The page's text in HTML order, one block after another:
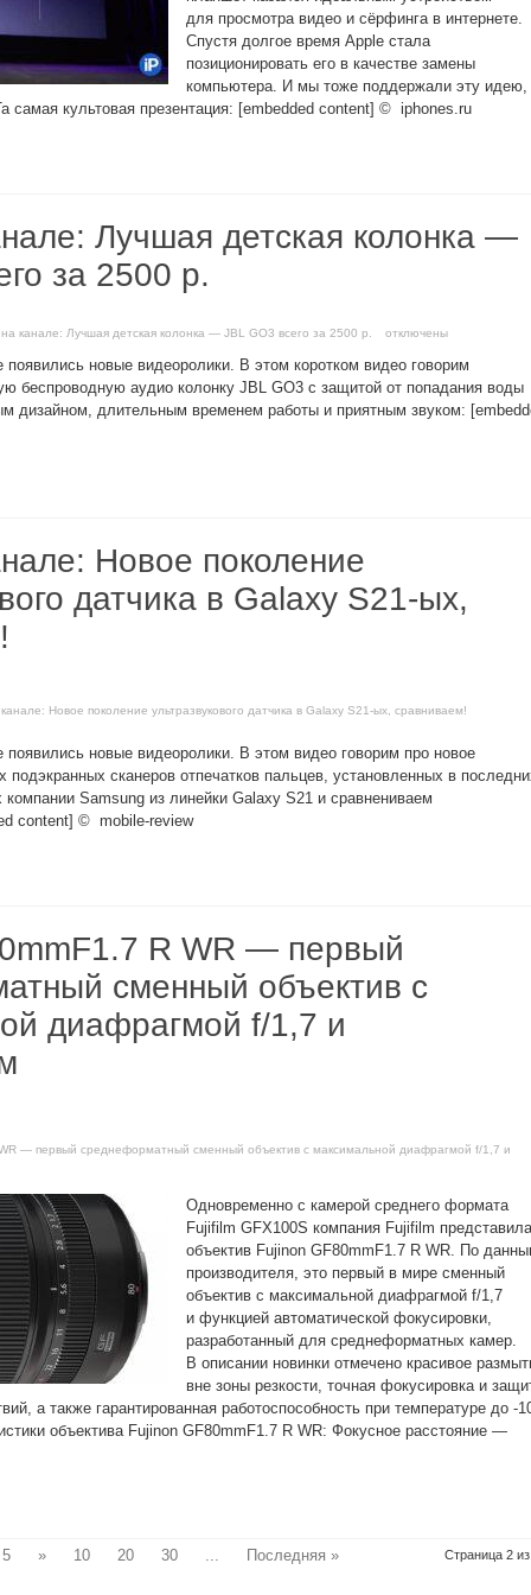
для просмотра видео и сёрфинга в интернете.
Спустя долгое время Apple стала
позиционировать его в качестве замены
компьютера. И мы тоже поддержали эту идею,
самая культовая презентация: [embedded content] © iphones.ru
Лучшая детская колонка —
за 2500 р.
канале: Лучшая детская колонка — JBL GO3 всего за 2500 р. отключены
новые видеоролики. В этом коротком видео говорим
беспроводную аудио колонку JBL GO3 с защитой от попадания воды
дизайном, длительным временем работы и приятным звуком:
Новое поколение
датчика в Galaxy S21-ых,
Новое поколение ультразвукового датчика в Galaxy S21-ых, сравниваем!
новые видеоролики. В этом видео говорим про новое
подэкранных сканеров отпечатков пальцев, установленных в
Samsung из линейки Galaxy S21 и сравнениваем
content] © mobile-review
R WR — первый
сменный объектив с
диафрагмой f/1,7 и
— первый среднеформатный сменный объектив с максимальной диафрагмой f/1,7 и
Одновременно с камерой среднего формата
Fujifilm GFX100S компания Fujifilm представила
объектив Fujinon GF80mmF1.7 R WR. По
производителя, это первый в мире сменный
объектив с максимальной диафрагмой f/1,7
и функцией автоматической фокусировки,
разработанный для среднеформатных камер.
В описании новинки отмечено красивое
вне зоны резкости, точная фокусировка и
а также гарантированная работоспособность при температуре до -
объектива Fujinon GF80mmF1.7 R WR: Фокусное расстояние —
Страница 2
5 » 10 20 30 ... Последняя »